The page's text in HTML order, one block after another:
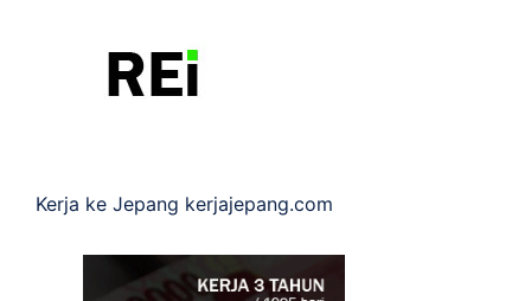
Kerja ke Jepang kerjajepang.com